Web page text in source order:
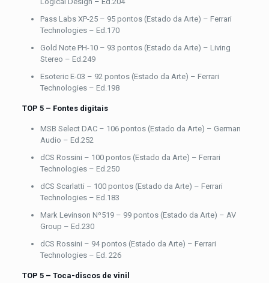
Pass Labs XP-25 – 95 pontos (Estado da Arte) – Ferrari
Technologies – Ed.170
Gold Note PH-10 – 93 pontos (Estado da Arte) – Living
Stereo – Ed.249
Esoteric E-03 – 92 pontos (Estado da Arte) – Ferrari
Technologies – Ed.198
TOP 5 – Fontes digitais
MSB Select DAC – 106 pontos (Estado da Arte) – German
Audio – Ed.252
dCS Rossini – 100 pontos (Estado da Arte) – Ferrari
Technologies – Ed.250
dCS Scarlatti – 100 pontos (Estado da Arte) – Ferrari
Technologies – Ed.183
Mark Levinson Nº519 – 99 pontos (Estado da Arte) – AV
Group – Ed.230
dCS Rossini – 94 pontos (Estado da Arte) – Ferrari
Technologies – Ed. 226
TOP 5 – Toca-discos de vinil